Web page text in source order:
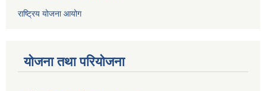
राष्ट्रिय योजना आयोग
योजना तथा परियोजना